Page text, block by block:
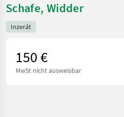
Schafe, Widder
Inzerát
150 €
MwSt nicht ausweisbar